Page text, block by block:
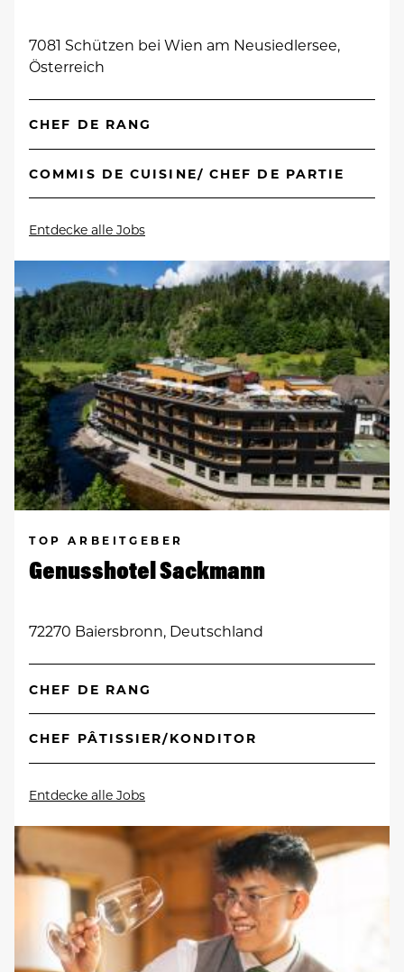
7081 Schützen bei Wien am Neusiedlersee,
Österreich
CHEF DE RANG
COMMIS DE CUISINE/ CHEF DE PARTIE
Entdecke alle Jobs
TOP ARBEITGEBER
Genusshotel Sackmann
72270 Baiersbronn, Deutschland
CHEF DE RANG
CHEF PÂTISSIER/KONDITOR
Entdecke alle Jobs